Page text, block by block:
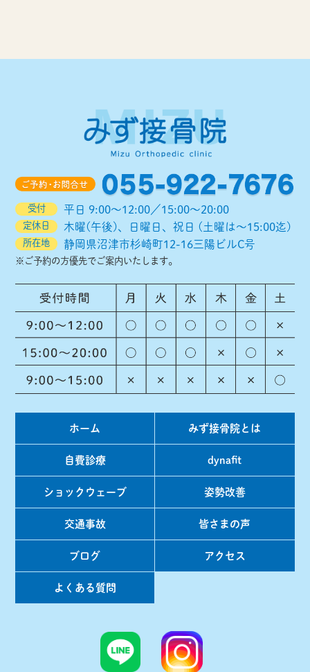
2021年12月(1)
2021年8月 (1)
2020年12月(1)
2020年9月(1)
2020年8月(1)
2020年3月 (1)
2016年4月 (1)
2015年10月 (1)
2015年8月 (1)
(2)
2015年4月
2015年2月(5)
2014年9月(4)
受付 平日 9:00～12:00／15:00～20:00
定休日 木曜(午後)、日曜日、祝日 (土曜は～15:00迄)
所在地 静岡県沼津市杉崎町12-16三陽ビルC号
※ご予約の方優先でご案内いたします。
ホーム みず接骨院とは
自費診療 dynafit
ショックウェーブ 姿勢改善
交通事故 皆さまの声
ブログ アクセス
よくある質問